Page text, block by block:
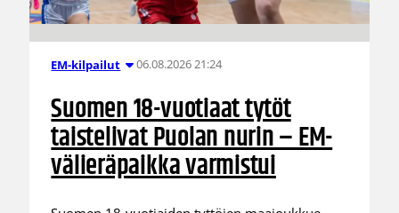
EM-kilpailut 06.08.2026 21:24
Suomen 18-vuotiaat tytöt
taistelivat Puolan nurin – EM-
välieräpaikka varmistui